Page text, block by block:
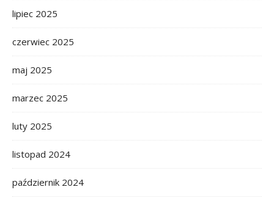
lipiec 2025
czerwiec 2025
maj 2025
marzec 2025
luty 2025
listopad 2024
październik 2024